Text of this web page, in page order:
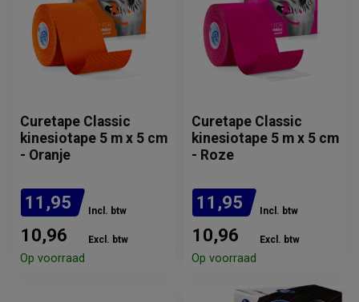
Curetape Classic
kinesiotape 5 m x 5 cm
- Oranje
11,95 Incl. btw
10,96 Excl. btw
Op voorraad
Curetape Classic
kinesiotape 5 m x 5 cm
- Roze
11,95 Incl. btw
10,96 Excl. btw
Op voorraad